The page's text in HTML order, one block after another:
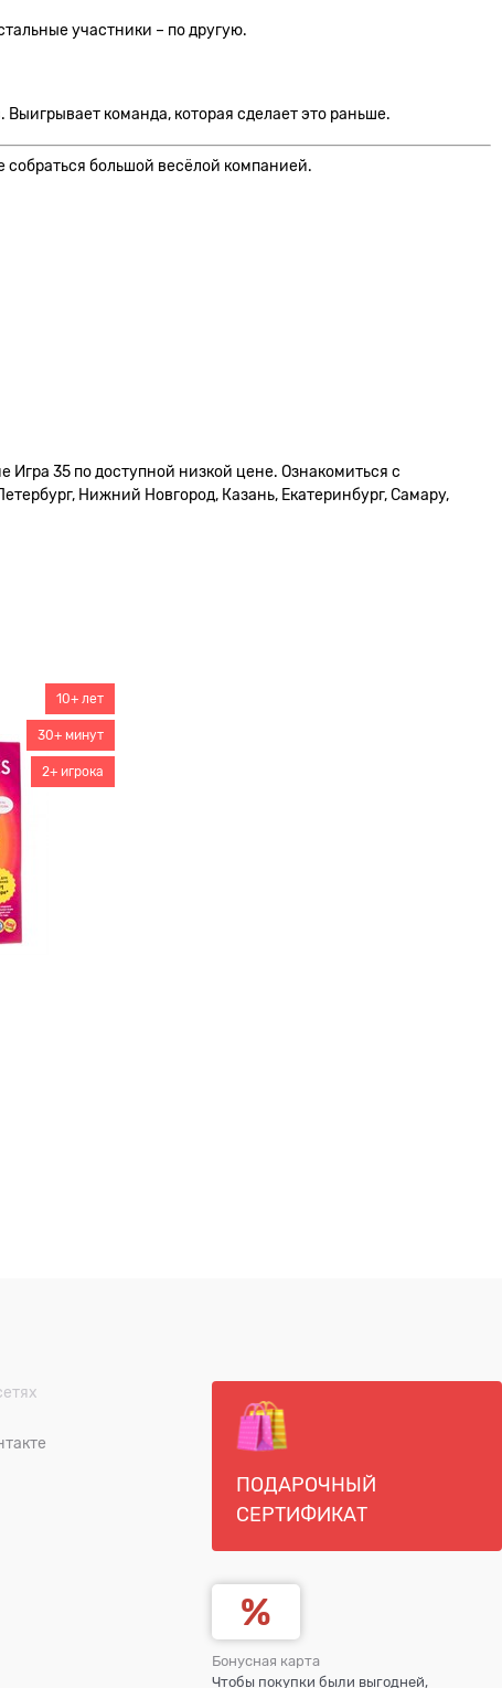
участники – по другую.
команда, которая сделает это раньше.
собраться большой весёлой компанией.
35 по доступной низкой цене. Ознакомиться с
Нижний Новгород, Казань, Екатеринбург, Самару,
10+ лет
30+ минут
2+ игрока
ПОДАРОЧНЫЙ
СЕРТИФИКАТ
Бонусная карта
Чтобы покупки были выгодней,